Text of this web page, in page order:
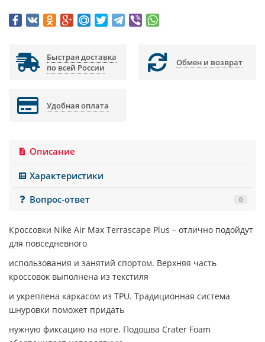
Быстрая доставка
по всей России
Обмен и возврат
Удобная оплата
Описание
Характеристики
Вопрос-ответ
0
Кроссовки Nike Air Max Terrascape Plus – отлично подойдут
для повседневного
использования и занятий спортом. Верхняя часть
кроссовок выполнена из текстиля
и укреплена каркасом из TPU. Традиционная система
шнуровки поможет придать
нужную фиксацию на ноге. Подошва Crater Foam